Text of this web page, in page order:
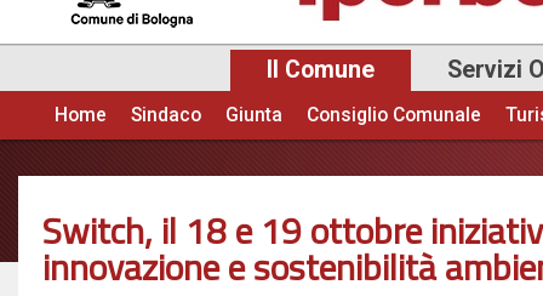
Il Comune Servizi
Menu principale
Home Sindaco Giunta Consiglio Comunale
Switch, il 18 e 19 ottobre
innovazione e sostenibilità